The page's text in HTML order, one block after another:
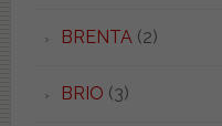
BRENTA (2)
BRIO (3)